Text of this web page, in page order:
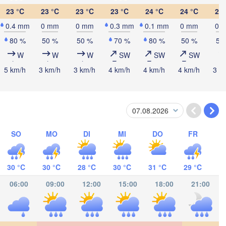
23 °C
0.4 mm
80 %
W
5 km/h
23 °C
0 mm
50 %
W
3 km/h
23 °C
0 mm
50 %
W
3 km/h
23 °C
0.3 mm
70 %
SW
4 km/h
24 °C
0.1 mm
80 %
SW
4 km/h
24 °C
0 mm
50 %
SW
4 km/h
24
0
50
3
SO
30 °C
MO
30 °C
DI
28 °C
MI
30 °C
DO
31 °C
FR
29 °C
06:00 09:00 12:00 15:00 18:00 21:00
San José
COSTA RICA
Kingston